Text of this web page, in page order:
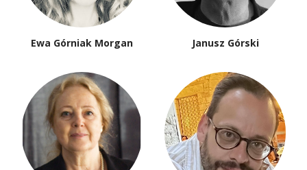
Ewa Górniak Morgan Janusz Górski